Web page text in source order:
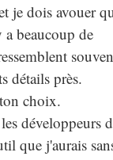
je dois avouer
a beaucoup de
détails près.
choix.
développeurs
que j'aurais